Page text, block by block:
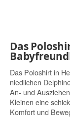
Das
Das Poloshirt in
niedlichen
An- und
Kleinen eine
Komfort und